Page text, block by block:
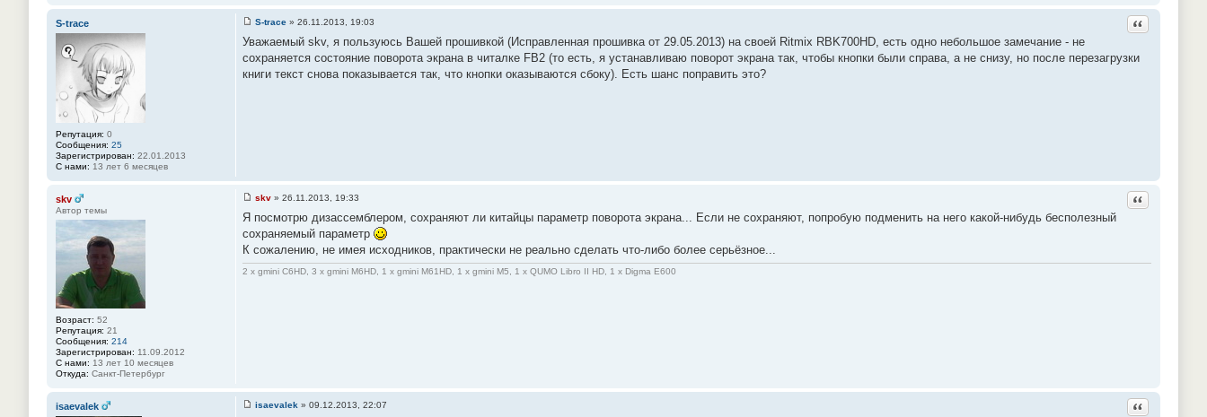
S-trace
Репутация: 0
Сообщения: 25
Зарегистрирован: 22.01.2013
С нами: 13 лет 6 месяцев
Ответить с
о
б
щ
S-trace » 26.11.2013, 19:03
Уважаемый skv, я пользуюсь Вашей прошивкой (Исправленная прошивка от 29.05.2013) на своей Ritmix RBK700HD, есть одно небольшое замечание - не
сохраняется состояние поворота экрана в читалке FB2 (то есть, я устанавливаю поворот экрана так, чтобы кнопки были справа, а не снизу, но после перезагрузки
книги текст снова показывается так, что кнопки оказываются сбоку). Есть шанс поправить это?
skv
Автор темы
Возраст: 52
Репутация: 21
Сообщения: 214
Зарегистрирован: 11.09.2012
С нами: 13 лет 10 месяцев
Откуда: Санкт-Петербург
Ответить с
о
б
щ
н
skv » 26.11.2013, 19:33
Я посмотрю дизассемблером, сохраняют ли китайцы параметр поворота экрана... Если не сохраняют, попробую подменить на него какой-нибудь бесполезный
сохраняемый параметр
К сожалению, не имея исходников, практически не реально сделать что-либо более серьёзное...
2 x gmini C6HD, 3 x gmini M6HD, 1 x gmini M61HD, 1 x gmini M5, 1 x QUMO Libro II HD, 1 x Digma E600
isaevalek Ответить с
isaevalek » 09.12.2013, 22:07